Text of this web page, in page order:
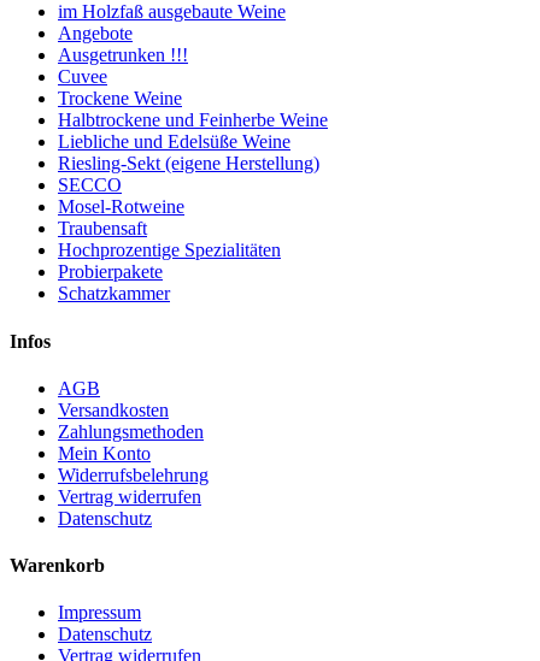
im Holzfaß ausgebaute Weine
Angebote
Ausgetrunken !!!
Cuvee
Trockene Weine
Halbtrockene und Feinherbe Weine
Liebliche und Edelsüße Weine
Riesling-Sekt (eigene Herstellung)
SECCO
Mosel-Rotweine
Traubensaft
Hochprozentige Spezialitäten
Probierpakete
Schatzkammer
Infos
AGB
Versandkosten
Zahlungsmethoden
Mein Konto
Widerrufsbelehrung
Vertrag widerrufen
Datenschutz
Warenkorb
Impressum
Datenschutz
Vertrag widerrufen